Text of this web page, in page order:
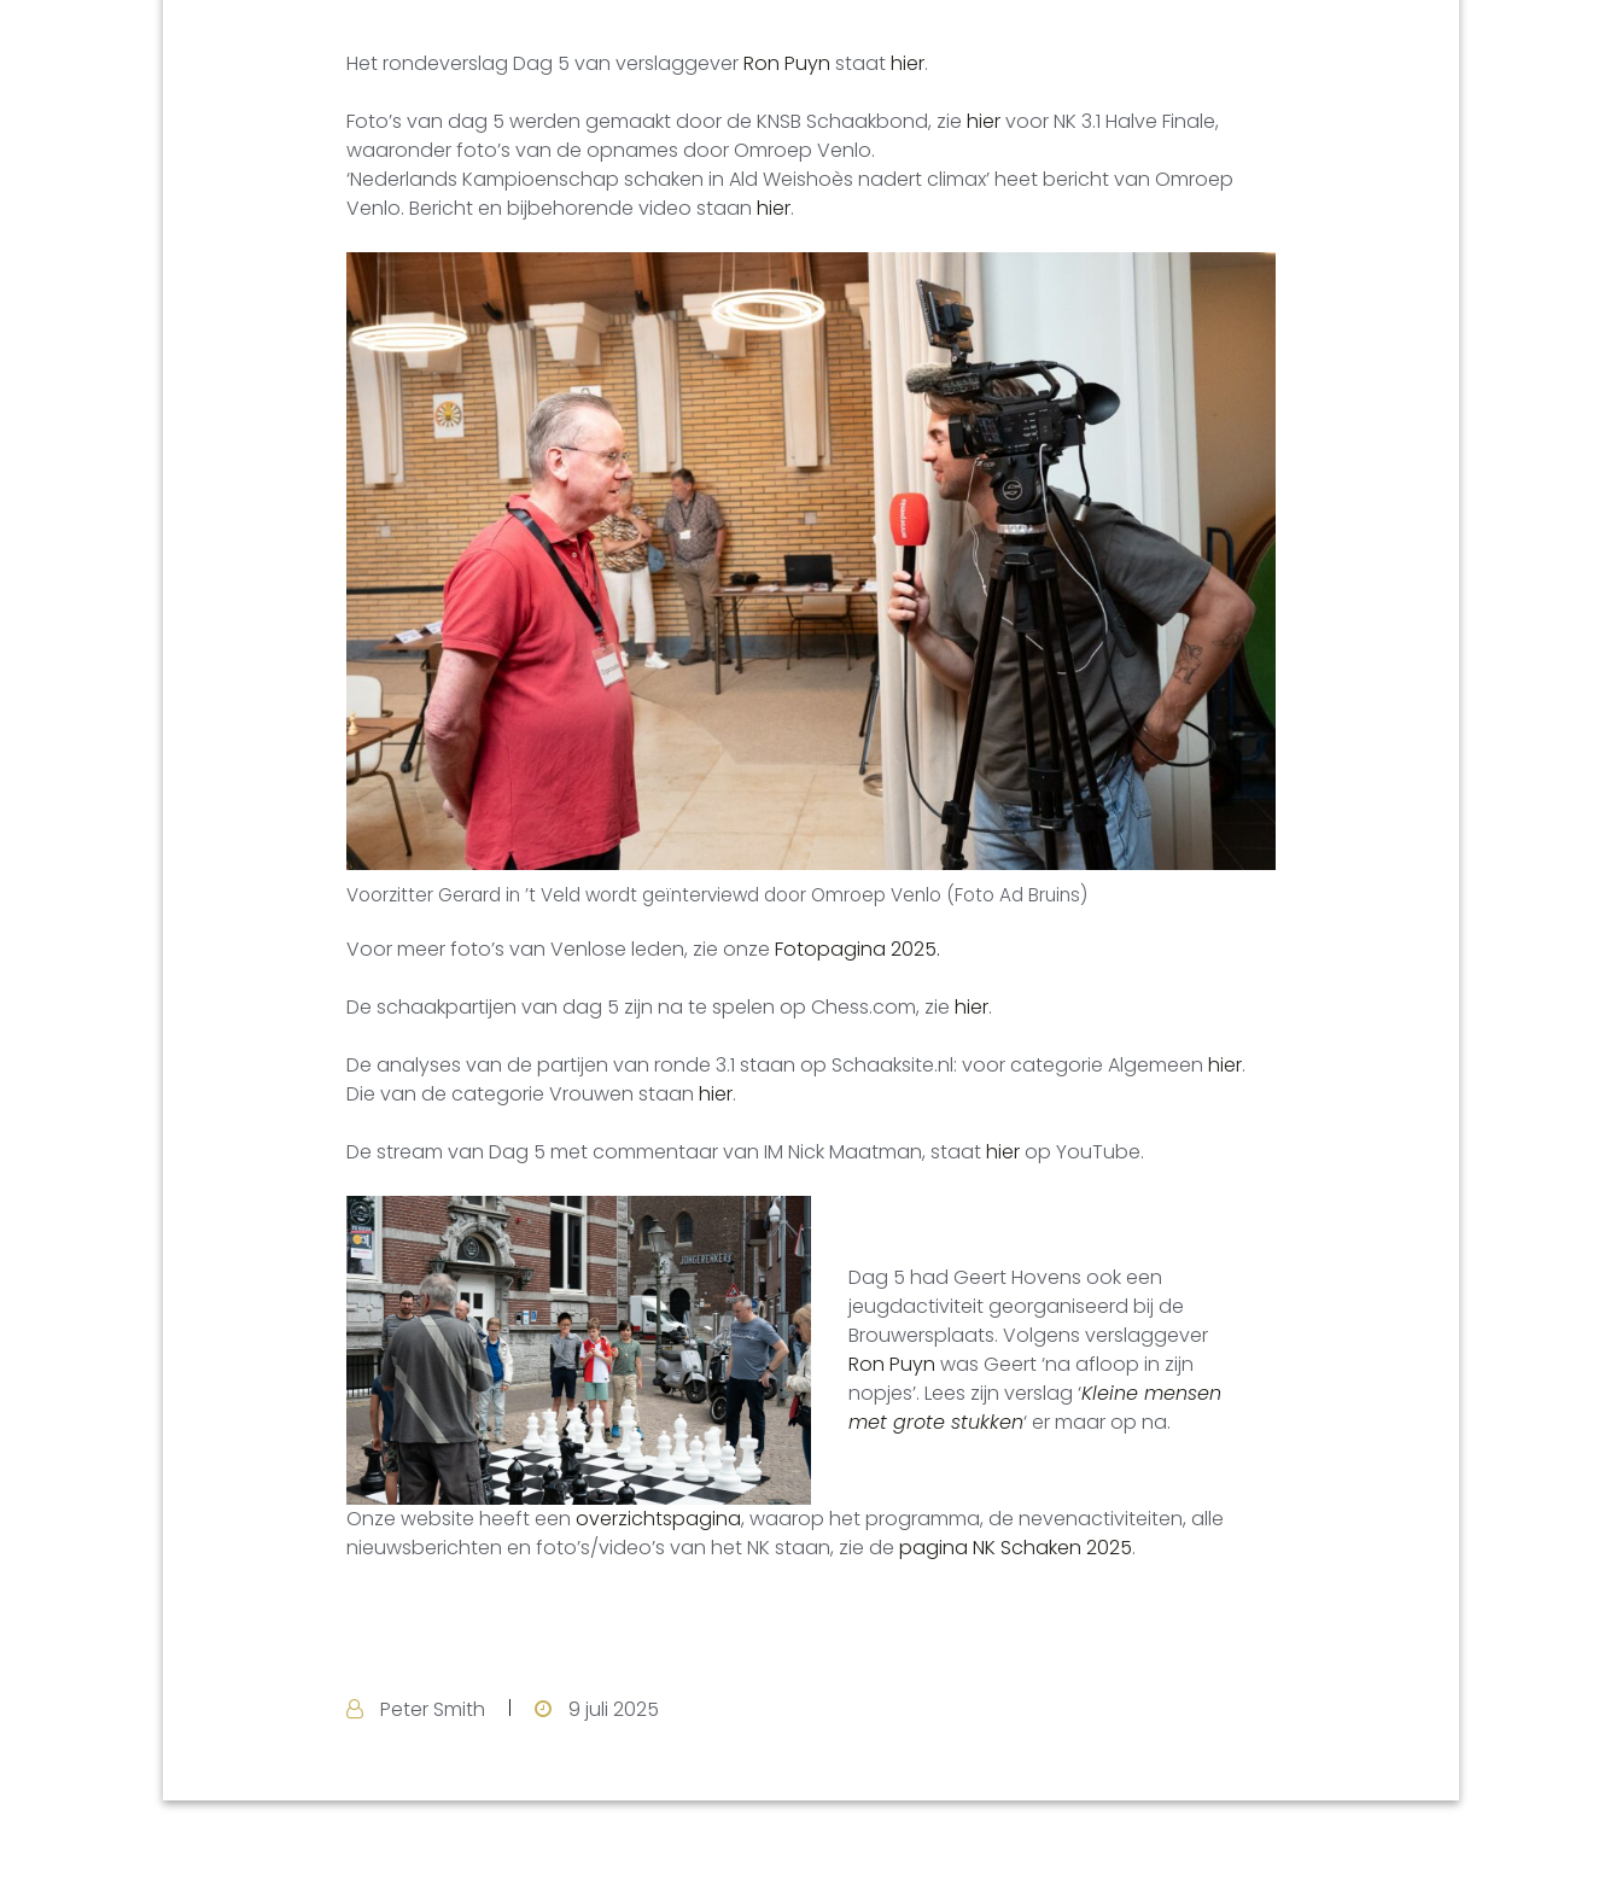
Het rondeverslag Dag 5 van verslaggeverRon Puyn staathier.
Foto’s van dag 5 werden gemaakt door de KNSB Schaakbond, zie hiervoor NK 3.1 Halve Finale,
waaronder foto’s van de opnames door Omroep Venlo.
‘Nederlands Kampioenschap schaken in Ald Weishoès nadert climax’ heet bericht van Omroep
Venlo. Bericht en bijbehorende video staan hier.
Voorzitter Gerard in ’t Veld wordt geïnterviewd door Omroep Venlo (Foto Ad Bruins)
Voor meer foto’s van Venlose leden, zie onze Fotopagina 2025.
De schaakpartijen van dag 5 zijn na te spelen op Chess.com, zie hier.
De analyses van de partijen van ronde 3.1 staan op Schaaksite.nl: voor categorie Algemeen hier.
Die van de categorie Vrouwen staan hier.
De stream van Dag 5 met commentaar van IM Nick Maatman, staathier op YouTube.
Dag 5 had Geert Hovens ook een
jeugdactiviteit georganiseerd bij de
Brouwersplaats. Volgens verslaggever
Ron Puyn was Geert ‘na afloop in zijn
nopjes’. Lees zijn verslag ‘Kleine mensen
met grote stukken‘ er maar op na.
Onze website heeft een overzichtspagina, waarop het programma, de nevenactiviteiten, alle
nieuwsberichten en foto’s/video’s van het NK staan, zie de pagina NK Schaken 2025.
Peter Smith 9 juli 2025